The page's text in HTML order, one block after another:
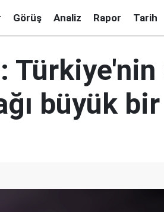
Görüş Analiz Rapor Tarih
Türkiye'nin
büyük